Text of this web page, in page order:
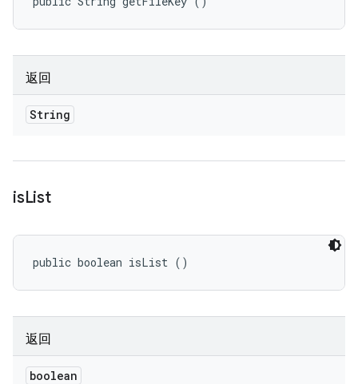
返回
String
isList
public boolean isList ()
返回
boolean